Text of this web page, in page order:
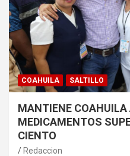
COAHUILA SALTILLO
MANTIENE
MEDICAMENTOS
CIENTO
Redaccion